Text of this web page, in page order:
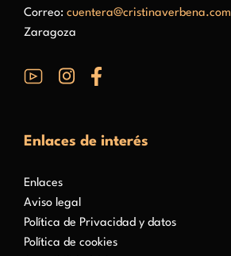
Correo: cuentera@cristinaverbena.com
Zaragoza
Enlaces de interés
Enlaces
Aviso legal
Política de Privacidad y datos
Política de cookies